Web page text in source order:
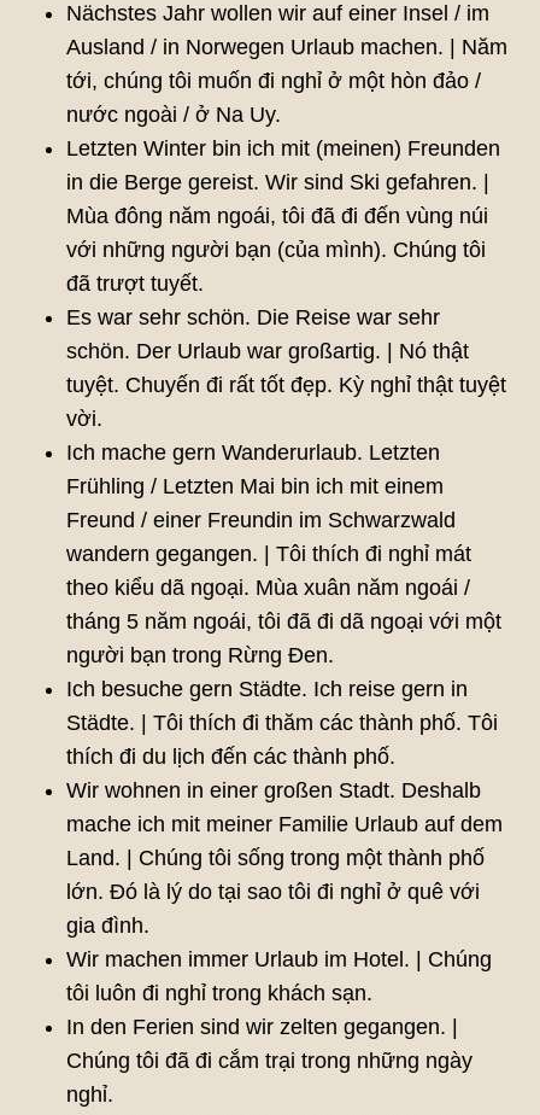
Nächstes Jahr wollen wir auf einer Insel / im
Ausland / in Norwegen Urlaub machen. | Năm
tới, chúng tôi muốn đi nghỉ ở một hòn đảo /
nước ngoài / ở Na Uy.
Letzten Winter bin ich mit (meinen) Freunden
in die Berge gereist. Wir sind Ski gefahren. |
Mùa đông năm ngoái, tôi đã đi đến vùng núi
với những người bạn (của mình). Chúng tôi
đã trượt tuyết.
Es war sehr schön. Die Reise war sehr
schön. Der Urlaub war großartig. | Nó thật
tuyệt. Chuyến đi rất tốt đẹp. Kỳ nghỉ thật tuyệt
vời.
Ich mache gern Wanderurlaub. Letzten
Frühling / Letzten Mai bin ich mit einem
Freund / einer Freundin im Schwarzwald
wandern gegangen. | Tôi thích đi nghỉ mát
theo kiểu dã ngoại. Mùa xuân năm ngoái /
tháng 5 năm ngoái, tôi đã đi dã ngoại với một
người bạn trong Rừng Đen.
Ich besuche gern Städte. Ich reise gern in
Städte. | Tôi thích đi thăm các thành phố. Tôi
thích đi du lịch đến các thành phố.
Wir wohnen in einer großen Stadt. Deshalb
mache ich mit meiner Familie Urlaub auf dem
Land. | Chúng tôi sống trong một thành phố
lớn. Đó là lý do tại sao tôi đi nghỉ ở quê với
gia đình.
Wir machen immer Urlaub im Hotel. | Chúng
tôi luôn đi nghỉ trong khách sạn.
In den Ferien sind wir zelten gegangen. |
Chúng tôi đã đi cắm trại trong những ngày
nghỉ.